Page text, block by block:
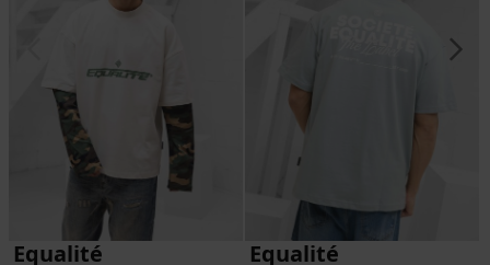
Equalité Equalité